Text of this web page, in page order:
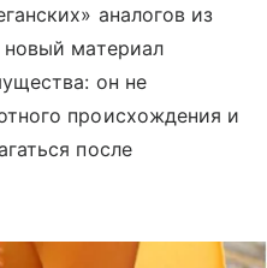
аналогов из
новый материал
он не
происхождения и
после